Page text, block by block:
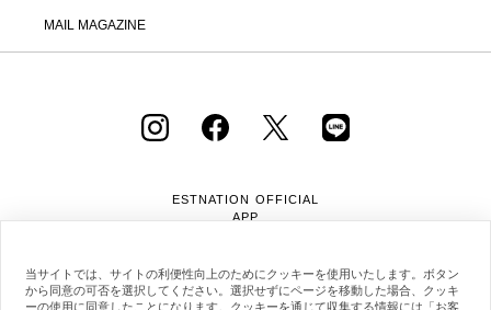
MAIL MAGAZINE
ESTNATION OFFICIAL
APP
当サイトでは、サイトの利便性向上のためにクッキーを使用いたします。ボタン
から同意の可否を選択してください。選択せずにページを移動した場合、クッキ
ーの使用に同意したことになります。クッキーを通じて収集する情報には「お客